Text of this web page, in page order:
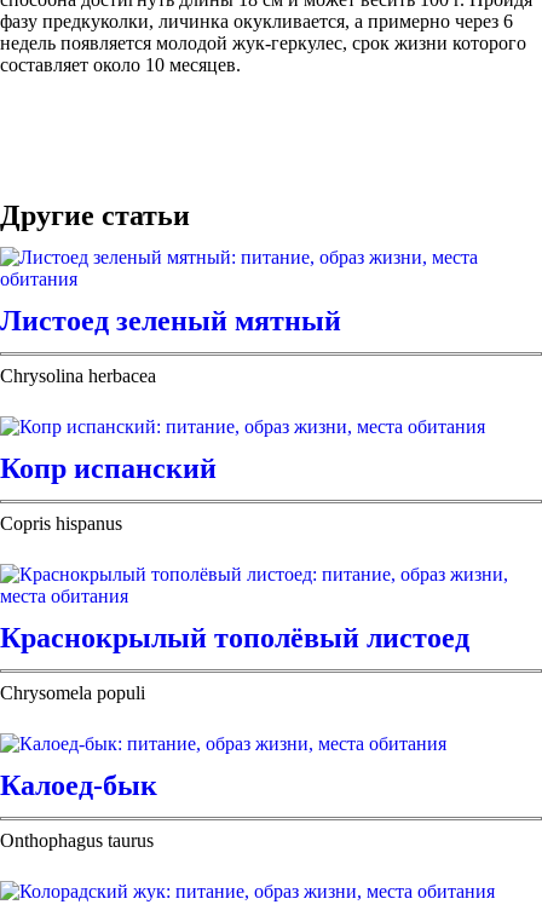
фазу предкуколки, личинка окукливается, а примерно через 6
недель появляется молодой жук-геркулес, срок жизни которого
составляет около 10 месяцев.
Другие статьи
Листоед зеленый мятный
Chrysolina herbacea
Копр испанский
Copris hispanus
Краснокрылый тополёвый листоед
Chrysomela populi
Калоед-бык
Onthophagus taurus